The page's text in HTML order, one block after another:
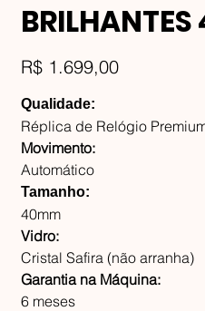
Preço
R$ 1.699,00
Qualidade:
Réplica de Relógio
Movimento:
Automático
Tamanho:
40mm
Vidro:
Cristal Safira (não arranha)
Garantia na Máquina:
6 meses